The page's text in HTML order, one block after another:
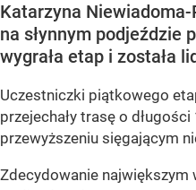
Katarzyna
na słynnym podjeździe
wygrała etap i została
Uczestniczki piątkowego
przejechały trasę o
przewyższeniu sięgającym
Zdecydowanie największym